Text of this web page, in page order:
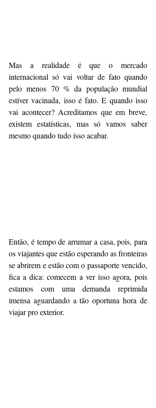
Mas a realidade é que o mercado
internacional só vai voltar de fato quando
pelo menos 70 % da população mundial
estiver vacinada, isso é fato. E quando isso
vai acontecer? Acreditamos que em breve,
existem estatísticas, mas só vamos saber
mesmo quando tudo isso acabar.
Então, é tempo de arrumar a casa, pois, para
os viajantes que estão esperando as fronteiras
se abrirem e estão com o passaporte vencido,
fica a dica: comecem a ver isso agora, pois
estamos com uma demanda reprimida
imensa aguardando a tão oportuna hora de
viajar pro exterior.